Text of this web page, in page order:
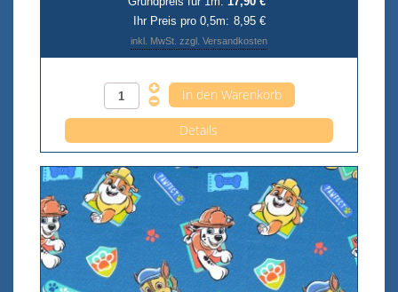
Ihr Preis pro 0,5m: 8,95 €
inkl. MwSt. zzgl. Versandkosten
Details